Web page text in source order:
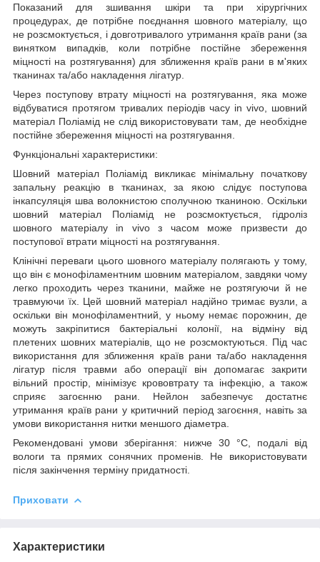
Показаний для зшивання шкіри та при хірургічних
процедурах, де потрібне поєднання шовного матеріалу, що
не розсмоктується, і довготривалого утримання країв рани (за
винятком випадків, коли потрібне постійне збереження
міцності на розтягування) для зближення країв рани в м'яких
тканинах та/або накладення лігатур.
Через поступову втрату міцності на розтягування, яка може
відбуватися протягом тривалих періодів часу in vivo , шовний
матеріал Поліамід не слід використовувати там, де необхідне
постійне збереження міцності на розтягування.
Функціональні характеристики:
Шовний матеріал Поліамід викликає мінімальну початкову
запальну реакцію в тканинах, за якою слідує поступова
інкапсуляція шва волокнистою сполучною тканиною. Оскільки
шовний матеріал Поліамід не розсмоктується, гідроліз
шовного матеріалу in vivoз часом може призвести до
поступової втрати міцності на розтягування.
Клінічні переваги цього шовного матеріалу полягають у тому,
що він є монофіламентним шовним матеріалом, завдяки чому
легко проходить через тканини, майже не розтягуючи й не
травмуючи їх. Цей шовний матеріал надійно тримає вузли, а
оскільки він монофіламентний,у ньому немає порожнин, де
можуть закріпитися бактеріальні колонії, на відміну від
плетених шовних матеріалів, що не розсмоктуються. Під час
використання длязближення країв рани та/або накладення
лігатур після травми або операції він допомагає закрити
вільний простір, мінімізує крововтрату та інфекцію, а також
сприяє загоєнню рани. Нейлон забезпечує достатнє
утримання країв рани у критичний період загоєння, навіть за
умови використання нитки меншого діаметра.
Рекомендовані умови зберігання: нижче 30 °C , подалі від
вологи та прямих сонячних променів. Не використовувати
після закінчення терміну придатності.
Приховати
Характеристики